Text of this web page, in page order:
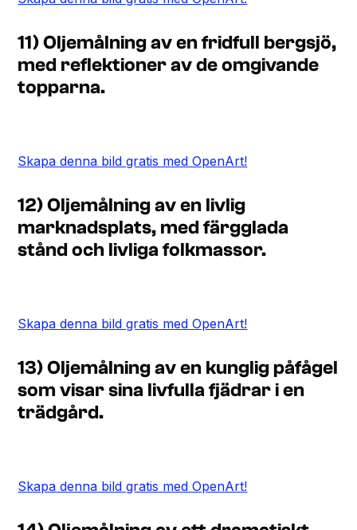
11) Oljemålning av en fridfull bergsjö,
med reflektioner av de omgivande
topparna.
Skapa denna bild gratis med OpenArt!
12) Oljemålning av en livlig
marknadsplats, med färgglada
stånd och livliga folkmassor.
Skapa denna bild gratis med OpenArt!
13) Oljemålning av en kunglig påfågel
som visar sina livfulla fjädrar i en
trädgård.
Skapa denna bild gratis med OpenArt!